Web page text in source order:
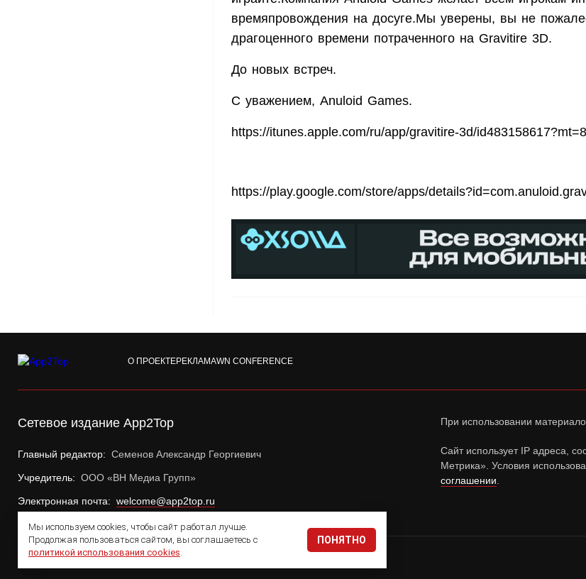
времяпровождения на досуге.Мы уверены, вы не
драгоценного времени потраченного на Gravitire 3D.
До новых встреч.
С уважением, Anuloid Games.
https://itunes.apple.com/ru/app/gravitire-3d/id483158617?mt=8
https://play.google.com/store/apps/details?id=com.anuloid.
О ПРОЕКТЕРЕКЛАМАWN CONFERENCE
Сетевое издание App2Top
Главный редактор: Семенов Александр Георгиевич
Учредитель: ООО «ВН Медиа Групп»
Электронная почта: welcome@app2top.ru
При использовании
Сайт использует IP адреса,
Метрика». Условия
соглашении
© 2011 — 2026 App2Top
Мы используем cookies, чтобы сайт работал лучше.
Продолжая пользоваться сайтом, вы соглашаетесь с
политикой использования cookies.
ПОНЯТНО